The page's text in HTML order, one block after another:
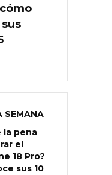
SEMANA
la pena
el
18 Pro?
sus 10